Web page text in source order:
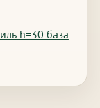
h=30 база